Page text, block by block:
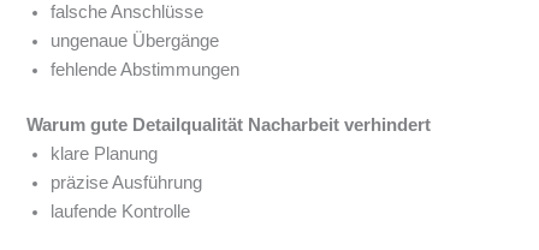
falsche Anschlüsse
ungenaue Übergänge
fehlende Abstimmungen
Warum gute Detailqualität Nacharbeit verhindert
klare Planung
präzise Ausführung
laufende Kontrolle